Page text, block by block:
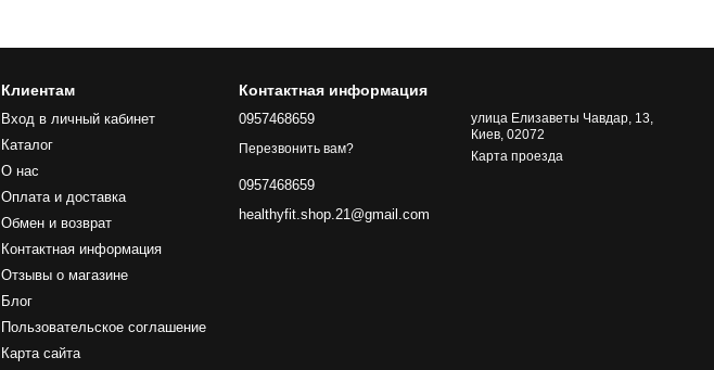
Клиентам
Вход в личный кабинет
Каталог
О нас
Оплата и доставка
Обмен и возврат
Контактная информация
Отзывы о магазине
Блог
Пользовательское соглашение
Карта сайта
Контактная информация
0957468659
Перезвонить вам?
0957468659
healthyfit.shop.21@gmail.com
улица Елизаветы Чавдар, 13,
Киев, 02072
Карта проезда